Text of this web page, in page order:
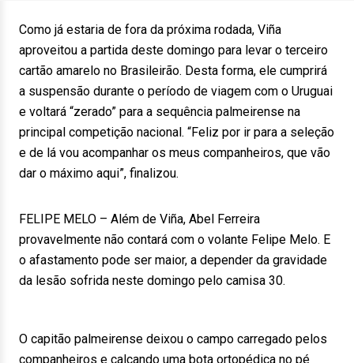
Como já estaria de fora da próxima rodada, Viña
aproveitou a partida deste domingo para levar o terceiro
cartão amarelo no Brasileirão. Desta forma, ele cumprirá
a suspensão durante o período de viagem com o Uruguai
e voltará “zerado” para a sequência palmeirense na
principal competição nacional. “Feliz por ir para a seleção
e de lá vou acompanhar os meus companheiros, que vão
dar o máximo aqui”, finalizou.
FELIPE MELO – Além de Viña, Abel Ferreira
provavelmente não contará com o volante Felipe Melo. E
o afastamento pode ser maior, a depender da gravidade
da lesão sofrida neste domingo pelo camisa 30.
O capitão palmeirense deixou o campo carregado pelos
companheiros e calçando uma bota ortopédica no pé